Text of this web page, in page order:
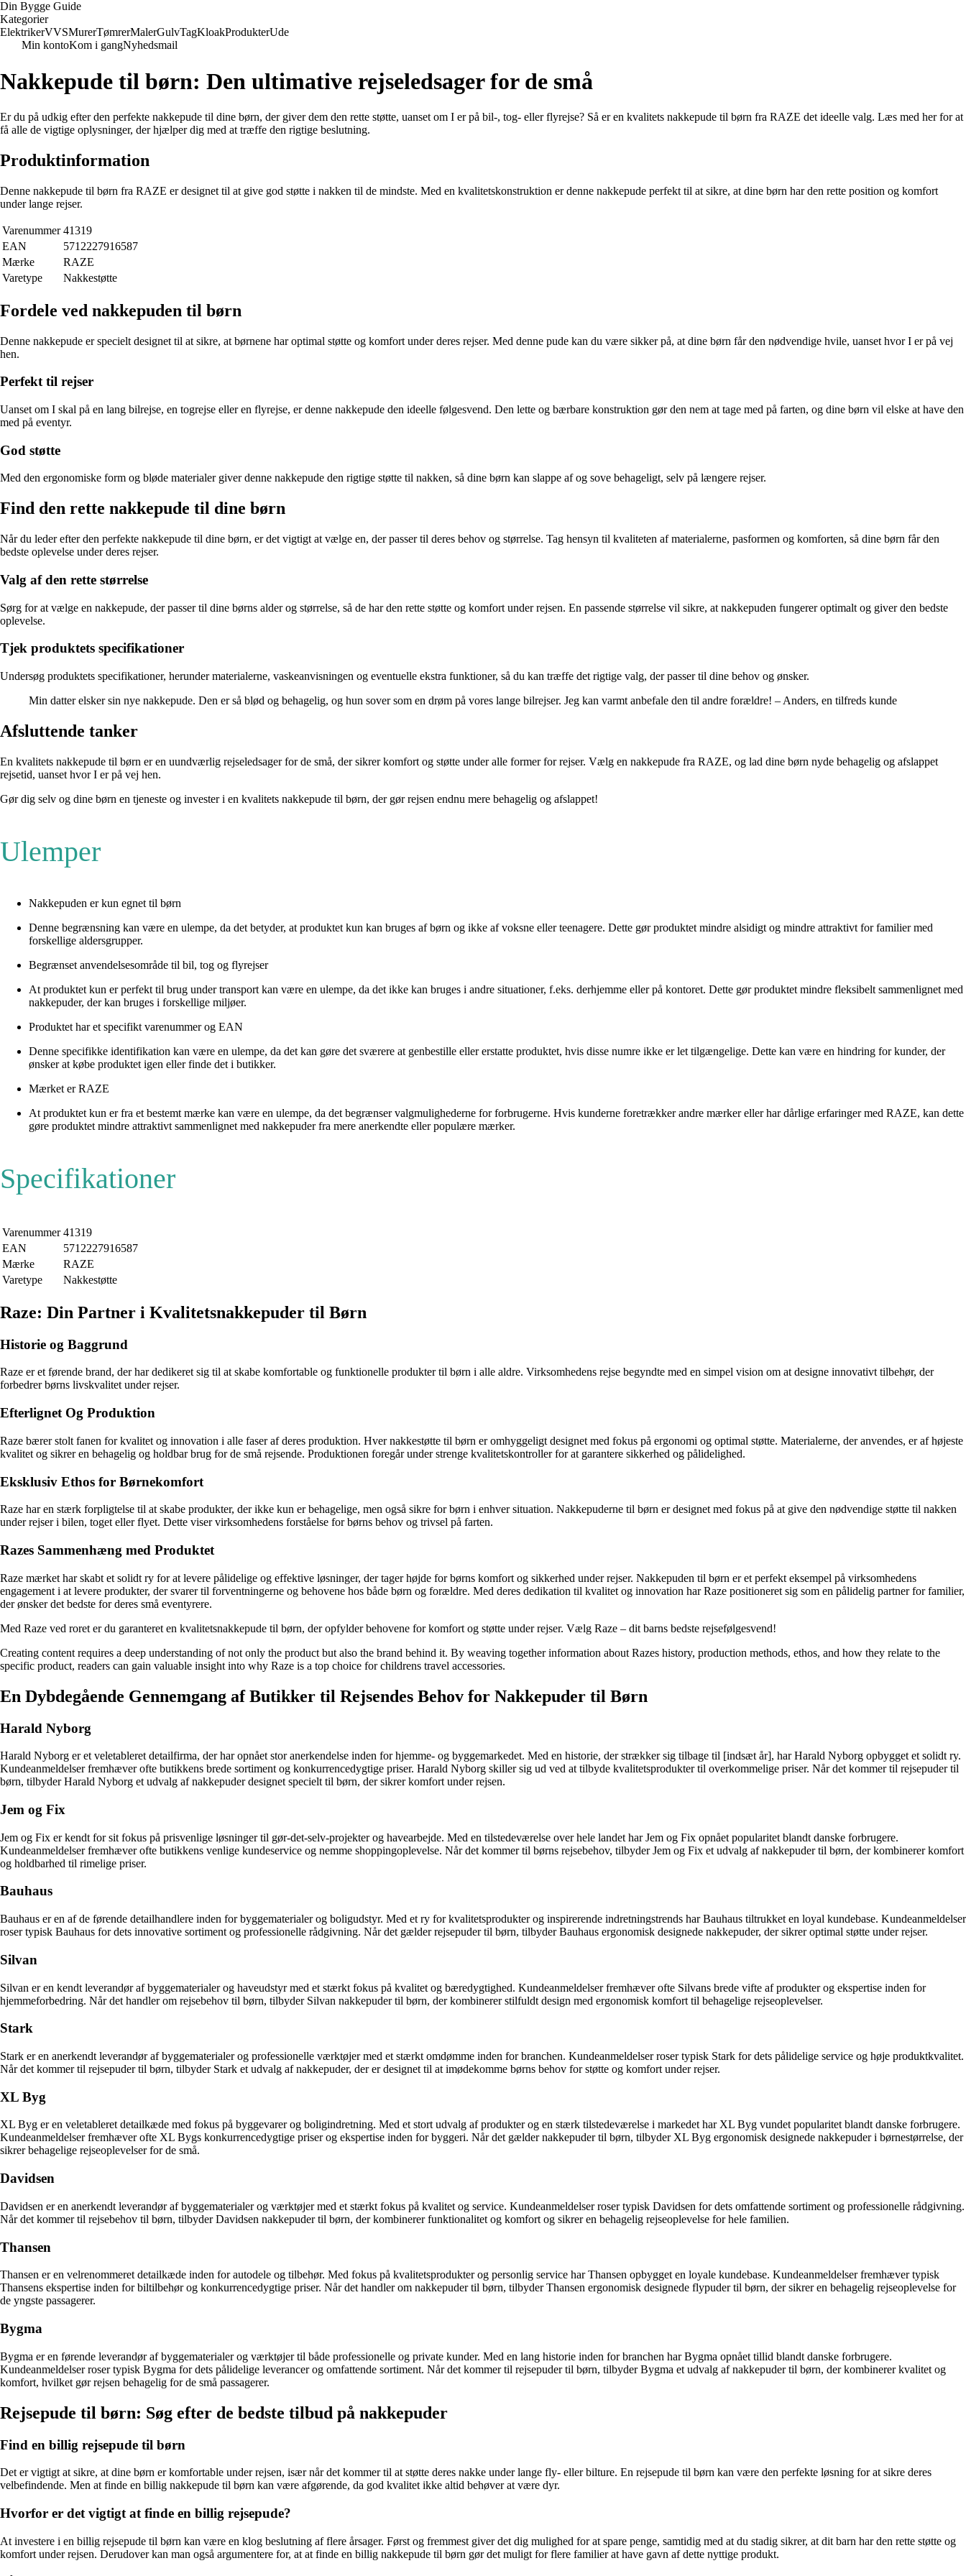
Din Bygge Guide
Kategorier
ElektrikerVVSMurerTømrerMalerGulvTagKloakProdukterUde
Min kontoKom i gangNyhedsmail
Nakkepude til børn: Den ultimative rejseledsager for de små
Er du på udkig efter den perfekte nakkepude til dine børn, der giver dem den rette støtte, uanset om I er på bil-, tog- eller flyrejse? Så er en kvalitets nakkepude til børn fra RAZE det ideelle valg. Læs med her for at
få alle de vigtige oplysninger, der hjælper dig med at træffe den rigtige beslutning.
Produktinformation
Denne nakkepude til børn fra RAZE er designet til at give god støtte i nakken til de mindste. Med en kvalitetskonstruktion er denne nakkepude perfekt til at sikre, at dine børn har den rette position og komfort
under lange rejser.
Varenummer 41319
EAN
5712227916587
Mærke
RAZE
Varetype
Nakkestøtte
Fordele ved nakkepuden til børn
Denne nakkepude er specielt designet til at sikre, at børnene har optimal støtte og komfort under deres rejser. Med denne pude kan du være sikker på, at dine børn får den nødvendige hvile, uanset hvor I er på vej
hen.
Perfekt til rejser
Uanset om I skal på en lang bilrejse, en togrejse eller en flyrejse, er denne nakkepude den ideelle følgesvend. Den lette og bærbare konstruktion gør den nem at tage med på farten, og dine børn vil elske at have den
med på eventyr.
God støtte
Med den ergonomiske form og bløde materialer giver denne nakkepude den rigtige støtte til nakken, så dine børn kan slappe af og sove behageligt, selv på længere rejser.
Find den rette nakkepude til dine børn
Når du leder efter den perfekte nakkepude til dine børn, er det vigtigt at vælge en, der passer til deres behov og størrelse. Tag hensyn til kvaliteten af materialerne, pasformen og komforten, så dine børn får den
bedste oplevelse under deres rejser.
Valg af den rette størrelse
Sørg for at vælge en nakkepude, der passer til dine børns alder og størrelse, så de har den rette støtte og komfort under rejsen. En passende størrelse vil sikre, at nakkepuden fungerer optimalt og giver den bedste
oplevelse.
Tjek produktets specifikationer
Undersøg produktets specifikationer, herunder materialerne, vaskeanvisningen og eventuelle ekstra funktioner, så du kan træffe det rigtige valg, der passer til dine behov og ønsker.
Min datter elsker sin nye nakkepude. Den er så blød og behagelig, og hun sover som en drøm på vores lange bilrejser. Jeg kan varmt anbefale den til andre forældre! – Anders, en tilfreds kunde
Afsluttende tanker
En kvalitets nakkepude til børn er en uundværlig rejseledsager for de små, der sikrer komfort og støtte under alle former for rejser. Vælg en nakkepude fra RAZE, og lad dine børn nyde behagelig og afslappet
rejsetid, uanset hvor I er på vej hen.
Gør dig selv og dine børn en tjeneste og invester i en kvalitets nakkepude til børn, der gør rejsen endnu mere behagelig og afslappet!
Ulemper
Nakkepuden er kun egnet til børn
Denne begrænsning kan være en ulempe, da det betyder, at produktet kun kan bruges af børn og ikke af voksne eller teenagere. Dette gør produktet mindre alsidigt og mindre attraktivt for familier med
forskellige aldersgrupper.
Begrænset anvendelsesområde til bil, tog og flyrejser
At produktet kun er perfekt til brug under transport kan være en ulempe, da det ikke kan bruges i andre situationer, f.eks. derhjemme eller på kontoret. Dette gør produktet mindre fleksibelt sammenlignet med
nakkepuder, der kan bruges i forskellige miljøer.
Produktet har et specifikt varenummer og EAN
Denne specifikke identifikation kan være en ulempe, da det kan gøre det sværere at genbestille eller erstatte produktet, hvis disse numre ikke er let tilgængelige. Dette kan være en hindring for kunder, der
ønsker at købe produktet igen eller finde det i butikker.
Mærket er RAZE
At produktet kun er fra et bestemt mærke kan være en ulempe, da det begrænser valgmulighederne for forbrugerne. Hvis kunderne foretrækker andre mærker eller har dårlige erfaringer med RAZE, kan dette
gøre produktet mindre attraktivt sammenlignet med nakkepuder fra mere anerkendte eller populære mærker.
Specifikationer
Varenummer 41319
EAN
5712227916587
Mærke
RAZE
Varetype
Nakkestøtte
Raze: Din Partner i Kvalitetsnakkepuder til Børn
Historie og Baggrund
Raze er et førende brand, der har dedikeret sig til at skabe komfortable og funktionelle produkter til børn i alle aldre. Virksomhedens rejse begyndte med en simpel vision om at designe innovativt tilbehør, der
forbedrer børns livskvalitet under rejser.
Efterlignet Og Produktion
Raze bærer stolt fanen for kvalitet og innovation i alle faser af deres produktion. Hver nakkestøtte til børn er omhyggeligt designet med fokus på ergonomi og optimal støtte. Materialerne, der anvendes, er af højeste
kvalitet og sikrer en behagelig og holdbar brug for de små rejsende. Produktionen foregår under strenge kvalitetskontroller for at garantere sikkerhed og pålidelighed.
Eksklusiv Ethos for Børnekomfort
Raze har en stærk forpligtelse til at skabe produkter, der ikke kun er behagelige, men også sikre for børn i enhver situation. Nakkepuderne til børn er designet med fokus på at give den nødvendige støtte til nakken
under rejser i bilen, toget eller flyet. Dette viser virksomhedens forståelse for børns behov og trivsel på farten.
Razes Sammenhæng med Produktet
Raze mærket har skabt et solidt ry for at levere pålidelige og effektive løsninger, der tager højde for børns komfort og sikkerhed under rejser. Nakkepuden til børn er et perfekt eksempel på virksomhedens
engagement i at levere produkter, der svarer til forventningerne og behovene hos både børn og forældre. Med deres dedikation til kvalitet og innovation har Raze positioneret sig som en pålidelig partner for familier,
der ønsker det bedste for deres små eventyrere.
Med Raze ved roret er du garanteret en kvalitetsnakkepude til børn, der opfylder behovene for komfort og støtte under rejser. Vælg Raze – dit barns bedste rejsefølgesvend!
Creating content requires a deep understanding of not only the product but also the brand behind it. By weaving together information about Razes history, production methods, ethos, and how they relate to the
specific product, readers can gain valuable insight into why Raze is a top choice for childrens travel accessories.
En Dybdegående Gennemgang af Butikker til Rejsendes Behov for Nakkepuder til Børn
Harald Nyborg
Harald Nyborg er et veletableret detailfirma, der har opnået stor anerkendelse inden for hjemme- og byggemarkedet. Med en historie, der strækker sig tilbage til [indsæt år], har Harald Nyborg opbygget et solidt ry.
Kundeanmeldelser fremhæver ofte butikkens brede sortiment og konkurrencedygtige priser. Harald Nyborg skiller sig ud ved at tilbyde kvalitetsprodukter til overkommelige priser. Når det kommer til rejsepuder til
børn, tilbyder Harald Nyborg et udvalg af nakkepuder designet specielt til børn, der sikrer komfort under rejsen.
Jem og Fix
Jem og Fix er kendt for sit fokus på prisvenlige løsninger til gør-det-selv-projekter og havearbejde. Med en tilstedeværelse over hele landet har Jem og Fix opnået popularitet blandt danske forbrugere.
Kundeanmeldelser fremhæver ofte butikkens venlige kundeservice og nemme shoppingoplevelse. Når det kommer til børns rejsebehov, tilbyder Jem og Fix et udvalg af nakkepuder til børn, der kombinerer komfort
og holdbarhed til rimelige priser.
Bauhaus
Bauhaus er en af de førende detailhandlere inden for byggematerialer og boligudstyr. Med et ry for kvalitetsprodukter og inspirerende indretningstrends har Bauhaus tiltrukket en loyal kundebase. Kundeanmeldelser
roser typisk Bauhaus for dets innovative sortiment og professionelle rådgivning. Når det gælder rejsepuder til børn, tilbyder Bauhaus ergonomisk designede nakkepuder, der sikrer optimal støtte under rejser.
Silvan
Silvan er en kendt leverandør af byggematerialer og haveudstyr med et stærkt fokus på kvalitet og bæredygtighed. Kundeanmeldelser fremhæver ofte Silvans brede vifte af produkter og ekspertise inden for
hjemmeforbedring. Når det handler om rejsebehov til børn, tilbyder Silvan nakkepuder til børn, der kombinerer stilfuldt design med ergonomisk komfort til behagelige rejseoplevelser.
Stark
Stark er en anerkendt leverandør af byggematerialer og professionelle værktøjer med et stærkt omdømme inden for branchen. Kundeanmeldelser roser typisk Stark for dets pålidelige service og høje produktkvalitet.
Når det kommer til rejsepuder til børn, tilbyder Stark et udvalg af nakkepuder, der er designet til at imødekomme børns behov for støtte og komfort under rejser.
XL Byg
XL Byg er en veletableret detailkæde med fokus på byggevarer og boligindretning. Med et stort udvalg af produkter og en stærk tilstedeværelse i markedet har XL Byg vundet popularitet blandt danske forbrugere.
Kundeanmeldelser fremhæver ofte XL Bygs konkurrencedygtige priser og ekspertise inden for byggeri. Når det gælder nakkepuder til børn, tilbyder XL Byg ergonomisk designede nakkepuder i børnestørrelse, der
sikrer behagelige rejseoplevelser for de små.
Davidsen
Davidsen er en anerkendt leverandør af byggematerialer og værktøjer med et stærkt fokus på kvalitet og service. Kundeanmeldelser roser typisk Davidsen for dets omfattende sortiment og professionelle rådgivning.
Når det kommer til rejsebehov til børn, tilbyder Davidsen nakkepuder til børn, der kombinerer funktionalitet og komfort og sikrer en behagelig rejseoplevelse for hele familien.
Thansen
Thansen er en velrenommeret detailkæde inden for autodele og tilbehør. Med fokus på kvalitetsprodukter og personlig service har Thansen opbygget en loyale kundebase. Kundeanmeldelser fremhæver typisk
Thansens ekspertise inden for biltilbehør og konkurrencedygtige priser. Når det handler om nakkepuder til børn, tilbyder Thansen ergonomisk designede flypuder til børn, der sikrer en behagelig rejseoplevelse for
de yngste passagerer.
Bygma
Bygma er en førende leverandør af byggematerialer og værktøjer til både professionelle og private kunder. Med en lang historie inden for branchen har Bygma opnået tillid blandt danske forbrugere.
Kundeanmeldelser roser typisk Bygma for dets pålidelige leverancer og omfattende sortiment. Når det kommer til rejsepuder til børn, tilbyder Bygma et udvalg af nakkepuder til børn, der kombinerer kvalitet og
komfort, hvilket gør rejsen behagelig for de små passagerer.
Rejsepude til børn: Søg efter de bedste tilbud på nakkepuder
Find en billig rejsepude til børn
Det er vigtigt at sikre, at dine børn er komfortable under rejsen, især når det kommer til at støtte deres nakke under lange fly- eller bilture. En rejsepude til børn kan være den perfekte løsning for at sikre deres
velbefindende. Men at finde en billig nakkepude til børn kan være afgørende, da god kvalitet ikke altid behøver at være dyr.
Hvorfor er det vigtigt at finde en billig rejsepude?
At investere i en billig rejsepude til børn kan være en klog beslutning af flere årsager. Først og fremmest giver det dig mulighed for at spare penge, samtidig med at du stadig sikrer, at dit barn har den rette støtte og
komfort under rejsen. Derudover kan man også argumentere for, at at finde en billig nakkepude til børn gør det muligt for flere familier at have gavn af dette nyttige produkt.